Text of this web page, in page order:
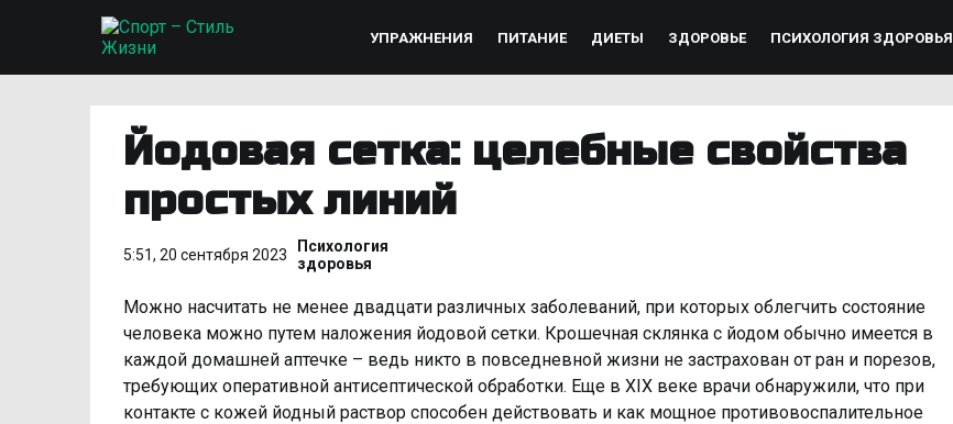
УПРАЖНЕНИЯ ПИТАНИЕ ДИЕТЫ ЗДОРОВЬЕ ПСИХОЛОГИЯ ЗДОРОВЬЯ
Йодовая сетка: целебные свойства
простых линий
5:51, 20 сентября 2023
Психология
здоровья
Можно насчитать не менее двадцати различных заболеваний, при которых облегчить состояние
человека можно путем наложения йодовой сетки. Крошечная склянка с йодом обычно имеется в
каждой домашней аптечке – ведь никто в повседневной жизни не застрахован от ран и порезов,
требующих оперативной антисептической обработки. Еще в XIX веке врачи обнаружили, что при
контакте с кожей йодный раствор способен действовать и как мощное противовоспалительное